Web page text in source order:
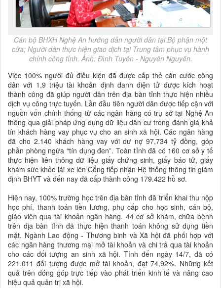
Cán bộ BHXH Nghệ An hướng dẫn người dân tại Bộ phận một
cửa; Người dân thực hiện giao dịch tại Trung tâm phục vụ hành
chính công tỉnh. Ảnh: Đình Tuyên - Nguyên Nguyên.
Việc 100% người đủ điều kiện đã được cấp thẻ căn cước công
dân với 1,9 triệu tài khoản định danh điện tử được kích hoạt
thành công đã giúp người dân trên địa bàn tỉnh thực hiện nhiều
dịch vụ công trực tuyến. Lần đầu tiên người dân được tiếp cận với
nguồn vốn chính thống từ các ngân hàng có trụ sở tại Nghệ An
thông qua giải pháp ứng dụng dữ liệu dân cư trong đánh giá khả
tín khách hàng vay phục vụ cho an sinh xã hội. Các ngân hàng
đã cho 2.140 khách hàng vay với dư nợ 97,734 tỷ đồng, góp
phần phòng ngừa “tín dụng đen”. Toàn tỉnh đã có 160 cơ sở y tế
thực hiện liên thông dữ liệu giấy chứng sinh, giấy báo tử, giấy
khám sức khỏe lái xe lên Cổng tiếp nhận Hệ thống thông tin giám
định BHYT và đến nay đã cấp thành công 179.422 hồ sơ.
Hiện nay, 100% trường học trên địa bàn tỉnh đã triển khai thu nộp
học phí, thanh toán tiền lương, phụ cấp cho học sinh, cán bộ,
giáo viên qua tài khoản ngân hàng. 44 cơ sở khám, chữa bệnh
trên địa bàn tỉnh đã thực hiện thanh toán không sử dụng tiền
mặt. Ngành Lao động - Thương binh và Xã hội đã phối hợp với
các ngân hàng thương mại mở tài khoản và chi trả qua tài khoản
cho các đối tượng an sinh xã hội. Tính đến ngày 14/7, đã có
221.011 đối tượng được mở tài khoản, đạt 74,92%. Những kết
quả trên đóng góp trực tiếp vào phát triển kinh tế và nâng cao
hiệu quả quản trị xã hội.